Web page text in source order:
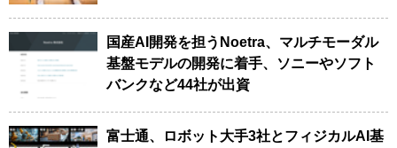
国産AI開発を担うNoetra、マルチモーダル
基盤モデルの開発に着手、ソニーやソフト
バンクなど44社が出資
富士通、ロボット大手3社とフィジカルAI基